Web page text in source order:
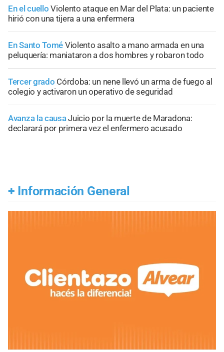
En el cuello Violento ataque en Mar del Plata: un paciente
hirió con una tijera a una enfermera
En Santo Tomé Violento asalto a mano armada en una
peluquería: maniataron a dos hombres y robaron todo
Tercer grado Córdoba: un nene llevó un arma de fuego al
colegio y activaron un operativo de seguridad
Avanza la causaJuicio por la muerte de Maradona:
declarará por primera vez el enfermero acusado
+ Información General